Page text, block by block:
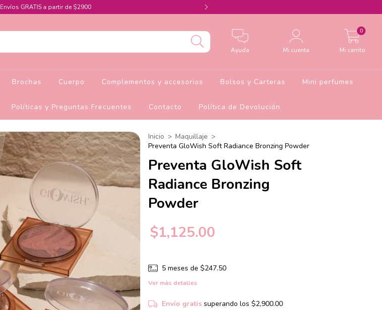
Envíos GRATIS a partir de $2900
Ayuda Mi cuenta Mi carrito
0
Brochas Cuerpo Complementos y accesorios Bolsos y Carteras Mini perfumes
Políticas y Preguntas Frecuentes Contacto Política de Devolución
Inicio > Maquillaje >
Preventa GloWish Soft Radiance Bronzing Powder
Preventa GloWish Soft
Radiance Bronzing
Powder
$1,125.00
5 meses de $247.50
Ver más detalles
Envío gratis superando los $2,900.00